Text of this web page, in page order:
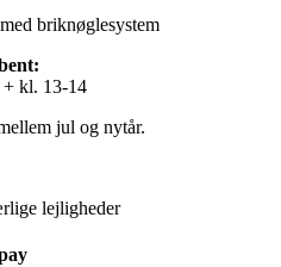
briknøglesystem
+ kl. 13-14
jul og nytår.
lejligheder